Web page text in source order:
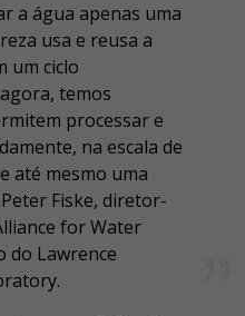
a água apenas uma
usa e reusa a
um ciclo
temos
processar e
na escala de
até mesmo uma
Fiske, diretor-
for Water
do Lawrence